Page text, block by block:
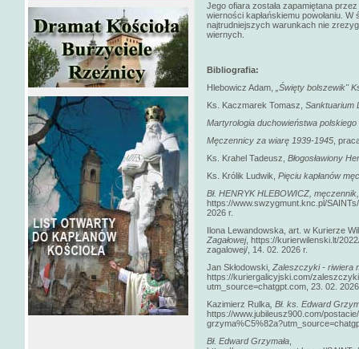
Jego ofiara została zapamiętana
wierności kapłańskiemu powołaniu.
najtrudniejszych warunkach nie
wiernych.
Bibliografia:
Hlebowicz Adam,
„Święty bolszewik"
Ks. Kaczmarek Tomasz, Sanktuarium
Martyrologia duchowieństwa polskiego
Męczennicy za wiarę 1939-1945 ,
Ks. Krahel Tadeusz, Błogosławiony
Ks. Królik Ludwik, Pięciu kapłanów
Bł. HENRYK HLEBOWICZ,
https://www.swzygmunt.knc.pl/
2026 r.
Ilona Lewandowska, art. w Kurierze
Zagałowej, https://kurierwilenski.lt/
zagalowej/, 14. 02. 2026 r.
Jan Skłodowski, Zaleszczyki - riwiera
https://kuriergalicyjski.com/
utm_source=chatgpt.com, 23. 02.
Kazimierz Rulka , Bł. ks. Edward
https://www.jubileusz900.com/
Bł. Edward Grzymała